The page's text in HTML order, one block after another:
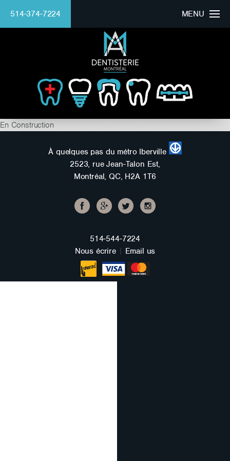
514-374-7224 MENU
En Construction
À quelques pas du métro Iberville
2523, rue Jean-Talon Est,
Montréal, QC, H2A 1T6
514-544-7224
Nous écrire| Email us
CLINIC
DOCTOR
BEAUTIFUL SMILE
SERVICES
FINANCING
Mounaim Azmi